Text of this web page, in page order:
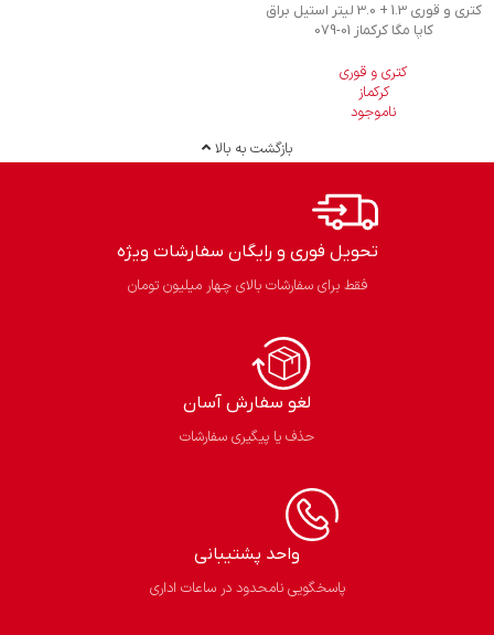
کتری و قوری 1.3 + 3.0 لیتر استیل براق
کاپا مگا کرکماز 079-01
کتری و قوری
کرکماز
ناموجود
بازگشت به بالا
تحویل فوری و رایگان سفارشات ویژه
فقط برای سفارشات بالای چهار میلیون تومان
لغو سفارش آسان​
حذف یا پیگیری سفارشات
واحد پشتیبانی
پاسخگویی نامحدود در ساعات اداری